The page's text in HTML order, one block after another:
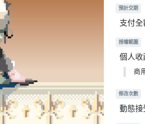
預計交期
支付全
授權範圍
個人收
商
修改次數
動態接